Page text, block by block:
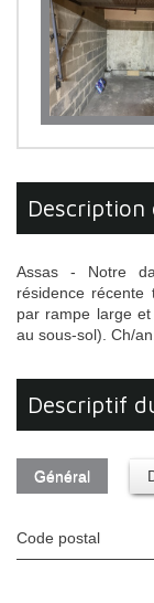
Assas - Notre
résidence récente
par rampe large
au sous-sol). Ch/
descriptif
Général
Code postal